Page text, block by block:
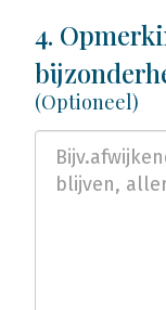
4.
(Optioneel)